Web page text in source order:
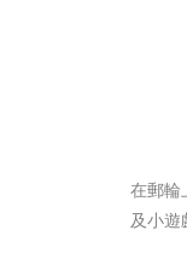
在郵輪
及小遊